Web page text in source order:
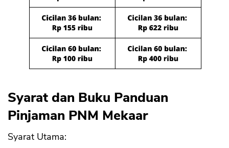
Syarat dan Buku Panduan
Pinjaman PNM Mekaar
Syarat Utama: